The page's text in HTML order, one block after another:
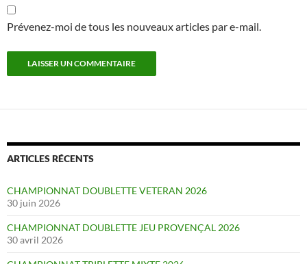
Prévenez-moi de tous les nouveaux articles par e-mail.
ARTICLES RÉCENTS
CHAMPIONNAT DOUBLETTE VETERAN 2026
30 juin 2026
CHAMPIONNAT DOUBLETTE JEU PROVENÇAL 2026
30 avril 2026